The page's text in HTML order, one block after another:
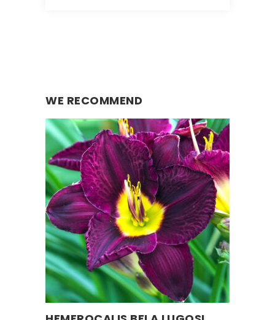
WE RECOMMEND
AÑADIR AL CARRITO